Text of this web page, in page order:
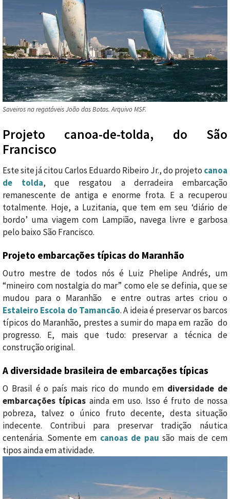
Saveiros na regatáveis João das Botas. Arquivo MSF.
Projeto canoa-de-tolda, do São
Francisco
Este site já citou Carlos Eduardo Ribeiro Jr., do projeto canoa
de tolda, que resgatou a derradeira embarcação
remanescente de antiga e enorme frota. E a recuperou
totalmente. Hoje, a Luzitania, que tem em seu ‘diário de
bordo’ uma viagem com Lampião, navega livre e garbosa
pelo baixo São Francisco.
Projeto embarcações típicas do Maranhão
Outro mestre de todos nós é Luiz Phelipe Andrés, um
“mineiro com nostalgia do mar” como ele se definia, que se
mudou para o Maranhão e entre outras artes criou o
Estaleiro Escola do Tamancão. A ideia é preservar os barcos
típicos do Maranhão, prestes a sumir do mapa em razão do
progresso. E, mais que tudo: preservar a técnica de
construção original.
A diversidade brasileira de embarcações típicas
O Brasil é o país mais rico do mundo em diversidade de
embarcações típicas ainda em uso. Isso é fruto de nossa
pobreza, talvez o único fruto decente, desta situação
indecente. Contribui para preservar tradição náutica
centenária. Somente em canoas de pau são mais de cem
tipos ainda em atividade.